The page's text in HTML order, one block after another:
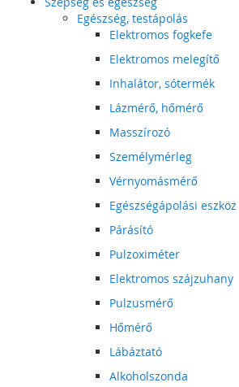
Egészség, testápolás
Elektromos fogkefe
Elektromos melegítő
Inhalátor, sótermék
Lázmérő, hőmérő
Masszírozó
Személymérleg
Vérnyomásmérő
Egészségápolási eszköz
Párásító
Pulzoximéter
Elektromos szájzuhany
Pulzusmérő
Hőmérő
Lábáztató
Alkoholszonda